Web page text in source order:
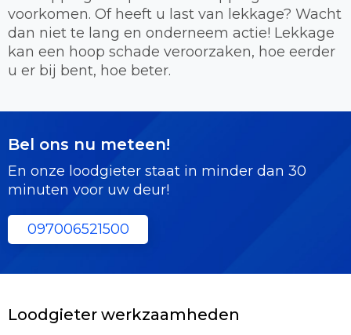
voorkomen. Of heeft u last van lekkage? Wacht
dan niet te lang en onderneem actie! Lekkage
kan een hoop schade veroorzaken, hoe eerder
u er bij bent, hoe beter.
Bel ons nu meteen!
En onze loodgieter staat in minder dan 30
minuten voor uw deur!
097006521500
Loodgieter werkzaamheden